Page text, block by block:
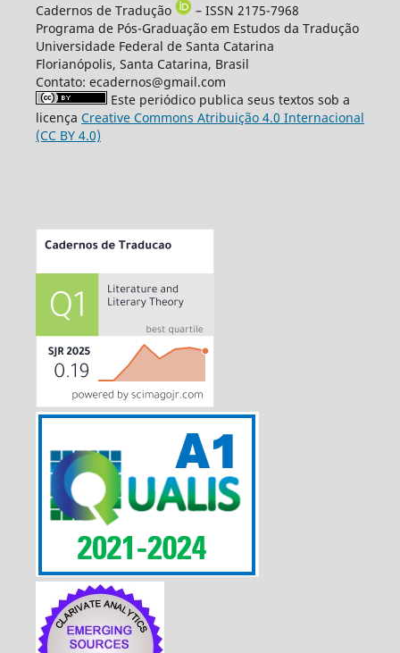
Cadernos de Tradução
– ISSN 2175-7968
Programa de Pós-Graduação em Estudos da Tradução
Universidade Federal de Santa Catarina
Florianópolis, Santa Catarina, Brasil
Contato: ecadernos@gmail.com
Este periódico publica seus textos sob a
licença Creative Commons Atribuição 4.0 Internacional
(CC BY 4.0)